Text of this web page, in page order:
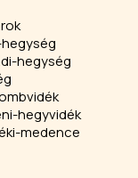
hegység
hegyvidék
medence